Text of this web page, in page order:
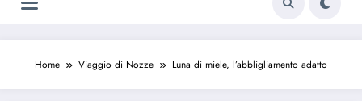
Home Viaggio di Nozze Luna di miele, l’abbligliamento adatto